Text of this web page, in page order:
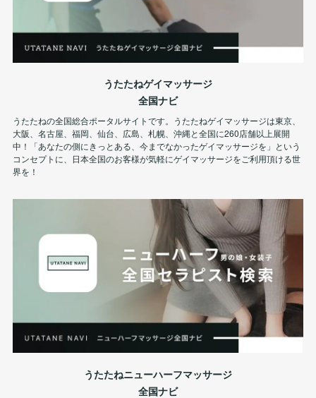
うたたねゲイマッサージ
全国ナビ
うたたねの全国総合ポータルサイトです。うたたねゲイマッサージは東京、
大阪、名古屋、福岡、仙台、広島、札幌、沖縄と全国に260店舗以上展開
中！「あなたの側にきっとある、今までなかったゲイマッサージを」という
コンセプトに、日本全国のお客様が気軽にゲイマッサージをご利用頂ける世
界を！
うたたねニューハーフマッサージ
全国ナビ